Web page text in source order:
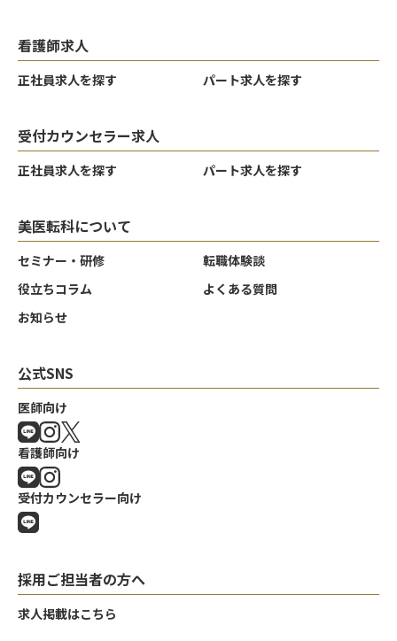
看護師求人
正社員求人を探す パート求人を探す
受付カウンセラー求人
正社員求人を探す パート求人を探す
美医転科について
セミナー・研修
転職体験談
役立ちコラム
よくある質問
お知らせ
公式SNS
医師向け
看護師向け
受付カウンセラー向け
採用ご担当者の方へ
求人掲載はこちら